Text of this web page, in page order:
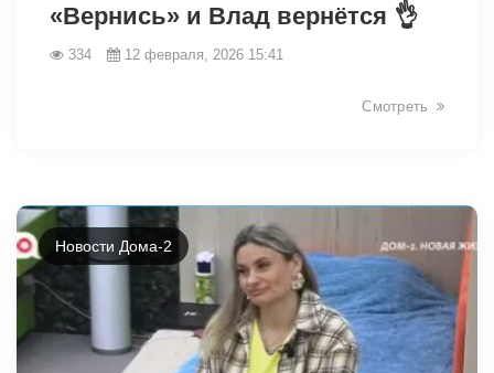
«Вернись» и Влад вернётся 👌
334 12 февраля, 2026 15:41
Смотреть
Новости Дома-2